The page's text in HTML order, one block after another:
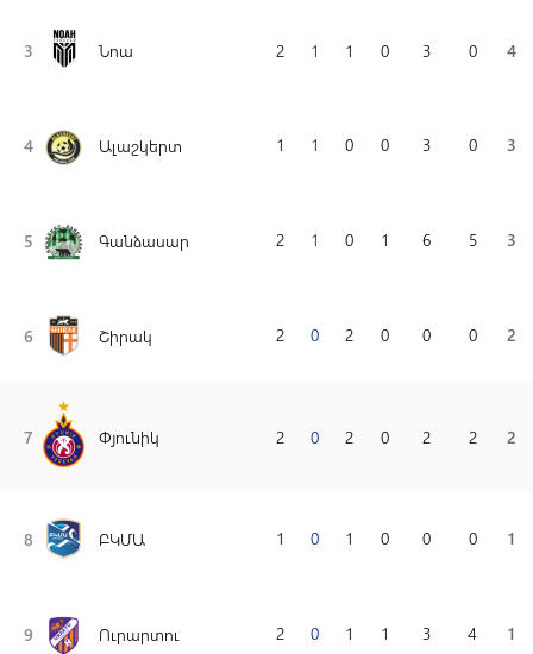
3 Նոա 2 1 1 0 3 0 4
4 Ալաշկերտ 1 1 0 0 3 0 3
5 Գանձասար 2 1 0 1 6 5 3
6 Շիրակ 2 0 2 0 0 0 2
7 Փյունիկ 2 0 2 0 2 2 2
8 ԲԿՄԱ 1 0 1 0 0 0 1
9 Ուրարտու 2 0 1 1 3 4 1